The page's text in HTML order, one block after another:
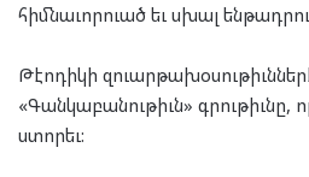
հիմնաւորուած եւ սխալ
Թէոդիկի
«Գանկաբանութիւն» գրութիւնը,
ստորեւ: